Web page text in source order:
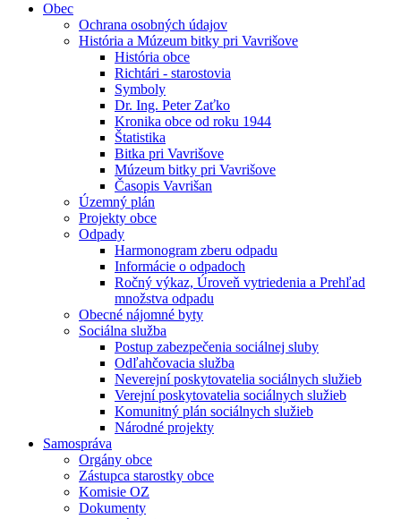
Obec
Ochrana osobných údajov
História a Múzeum bitky pri Vavrišove
História obce
Richtári - starostovia
Symboly
Dr. Ing. Peter Zaťko
Kronika obce od roku 1944
Štatistika
Bitka pri Vavrišove
Múzeum bitky pri Vavrišove
Časopis Vavrišan
Územný plán
Projekty obce
Odpady
Harmonogram zberu odpadu
Informácie o odpadoch
Ročný výkaz, Úroveň vytriedenia a Prehľad
množstva odpadu
Obecné nájomné byty
Sociálna služba
Postup zabezpečenia sociálnej sluby
Odľahčovacia služba
Neverejní poskytovatelia sociálnych služieb
Verejní poskytovatelia sociálnych služieb
Komunitný plán sociálnych služieb
Národné projekty
Samospráva
Orgány obce
Zástupca starostky obce
Komisie OZ
Dokumenty